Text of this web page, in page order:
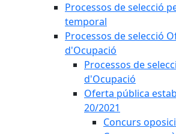
Processos de selecció
temporal
Processos de selecció
d'Ocupació
Processos de
d'Ocupació
Oferta pública
20/2021
Concurs